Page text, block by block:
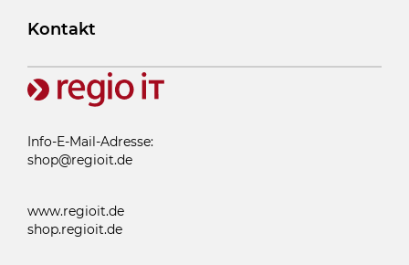
Kontakt
Info-E-Mail-Adresse:
shop@regioit.de
www.regioit.de
shop.regioit.de